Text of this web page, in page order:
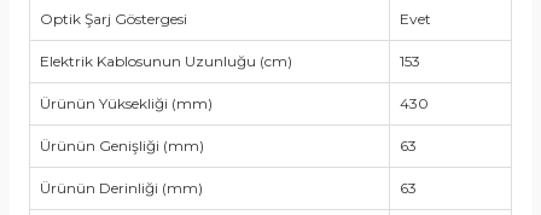
Optik Şarj Göstergesi Evet
Elektrik Kablosunun Uzunluğu (cm) 153
Ürünün Yüksekliği (mm) 430
Ürünün Genişliği (mm) 63
Ürünün Derinliği (mm) 63